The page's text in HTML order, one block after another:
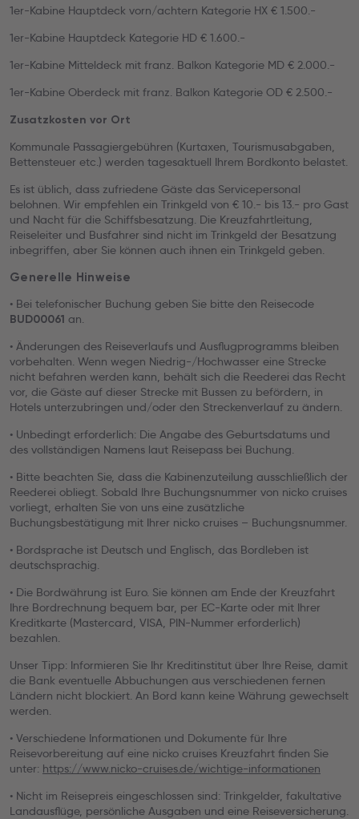
1er-Kabine Hauptdeck vorn/achtern Kategorie HX € 1.500.-
1er-Kabine Hauptdeck Kategorie HD € 1.600.-
1er-Kabine Mitteldeck mit franz. Balkon Kategorie MD € 2.000.-
1er-Kabine Oberdeck mit franz. Balkon Kategorie OD € 2.500.-
Zusatzkosten vor Ort
Kommunale Passagiergebühren (Kurtaxen, Tourismusabgaben,
Bettensteuer etc.) werden tagesaktuell Ihrem Bordkonto belastet.
Es ist üblich, dass zufriedene Gäste das Servicepersonal
belohnen. Wir empfehlen ein Trinkgeld von € 10.- bis 13.- pro Gast
und Nacht für die Schiffsbesatzung. Die Kreuzfahrtleitung,
Reiseleiter und Busfahrer sind nicht im Trinkgeld der Besatzung
inbegriffen, aber Sie können auch ihnen ein Trinkgeld geben.
Generelle Hinweise
• Bei telefonischer Buchung geben Sie bitte den Reisecode
BUD00061 an.
• Änderungen des Reiseverlaufs und Ausflugprogramms bleiben
vorbehalten. Wenn wegen Niedrig-/Hochwasser eine Strecke
nicht befahren werden kann, behält sich die Reederei das Recht
vor, die Gäste auf dieser Strecke mit Bussen zu befördern, in
Hotels unterzubringen und/oder den Streckenverlauf zu ändern.
• Unbedingt erforderlich: Die Angabe des Geburtsdatums und
des vollständigen Namens laut Reisepass bei Buchung.
• Bitte beachten Sie, dass die Kabinenzuteilung ausschließlich der
Reederei obliegt. Sobald Ihre Buchungsnummer von nicko cruises
vorliegt, erhalten Sie von uns eine zusätzliche
Buchungsbestätigung mit Ihrer nicko cruises – Buchungsnummer.
• Bordsprache ist Deutsch und Englisch, das Bordleben ist
deutschsprachig.
• Die Bordwährung ist Euro. Sie können am Ende der Kreuzfahrt
Ihre Bordrechnung bequem bar, per EC-Karte oder mit Ihrer
Kreditkarte (Mastercard, VISA, PIN-Nummer erforderlich)
bezahlen.
Unser Tipp: Informieren Sie Ihr Kreditinstitut über Ihre Reise, damit
die Bank eventuelle Abbuchungen aus verschiedenen fernen
Ländern nicht blockiert. An Bord kann keine Währung gewechselt
werden.
• Verschiedene Informationen und Dokumente für Ihre
Reisevorbereitung auf eine nicko cruises Kreuzfahrt finden Sie
unter: https://www.nicko-cruises.de/wichtige-informationen
• Nicht im Reisepreis eingeschlossen sind: Trinkgelder, fakultative
Landausflüge, persönliche Ausgaben und eine Reiseversicherung.